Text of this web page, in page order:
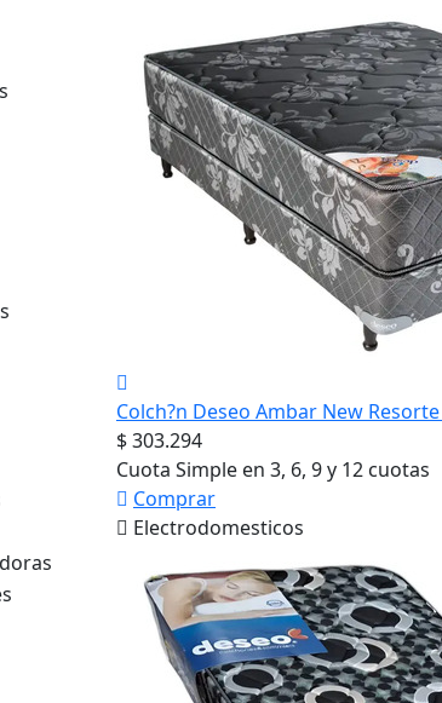
Colch?n Deseo Ambar New
$ 303.294
Cuota Simple en 3, 6, 9 y 12 cuotas
Comprar
Electrodomesticos